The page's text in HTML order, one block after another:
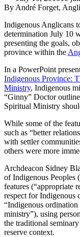
By André Forget,
Indigenous Anglicans
determination July 10
presenting the goals,
province within the
In a PowerPoint
Indigenous Province:
Ministry, Indigenous
“Ginny” Doctor
Spiritual Ministry
While some of the
such as “better
with settler
others were more
Archdeacon Sidney
of Indigenous Peoples
features (“appropriate
respect for Indigenous
“Indigenous
ministry”), using
the traditional
reserve context.